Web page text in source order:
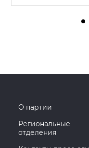
О партии
Региональные
отделения